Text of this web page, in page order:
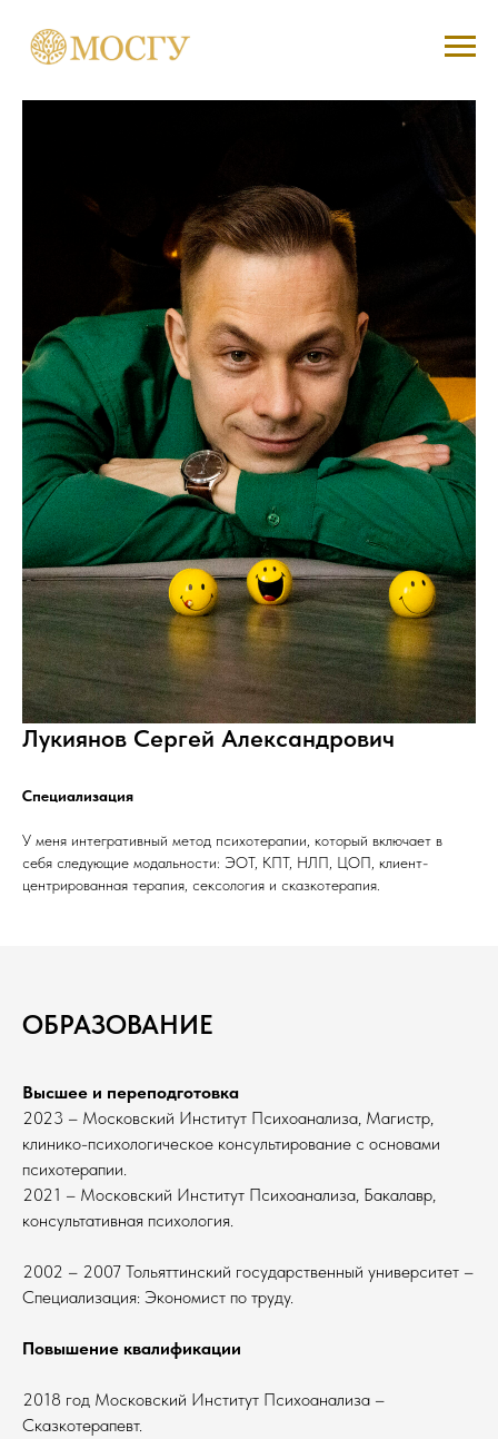
Лукиянов Сергей Александрович
Специализация
У меня интегративный метод психотерапии, который включает в
себя следующие модальности: ЭОТ, КПТ, НЛП, ЦОП, клиент-
центрированная терапия, сексология и сказкотерапия.
ОБРАЗОВАНИЕ
Высшее и переподготовка
2023 – Московский Институт Психоанализа, Магистр,
клинико-психологическое консультирование с основами
психотерапии.
2021 – Московский Институт Психоанализа, Бакалавр,
консультативная психология.
2002 – 2007 Тольяттинский государственный университет –
Специализация: Экономист по труду.
Повышение квалификации
2018 год Московский Институт Психоанализа –
Сказкотерапевт.